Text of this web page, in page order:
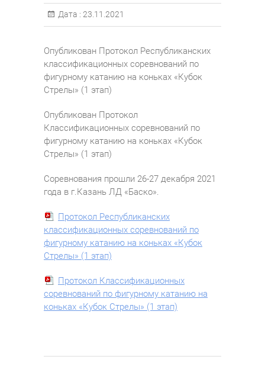
Дата : 23.11.2021
Опубликован Протокол Республиканских
классификационных соревнований по
фигурному катанию на коньках «Кубок
Стрелы» (1 этап)
Опубликован Протокол
Классификационных соревнований по
фигурному катанию на коньках «Кубок
Стрелы» (1 этап)
Соревнования прошли 26-27 декабря 2021
года в г.Казань ЛД «Баско».
Протокол Республиканских
классификационных соревнований по
фигурному катанию на коньках «Кубок
Стрелы» (1 этап)
Протокол Классификационных
соревнований по фигурному катанию на
коньках «Кубок Стрелы» (1 этап)